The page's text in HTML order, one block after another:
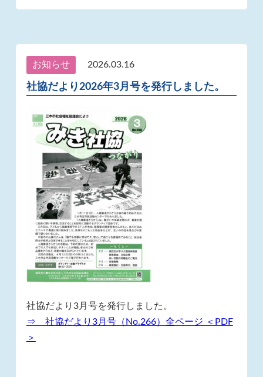
お知らせ 2026.03.16
社協だより2026年3月号を発行しました。
社協だより3月号を発行しました。
⇒ 社協だより3月号（No.266）全ページ ＜PDF
＞